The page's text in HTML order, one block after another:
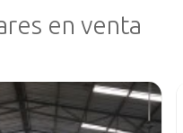
en venta